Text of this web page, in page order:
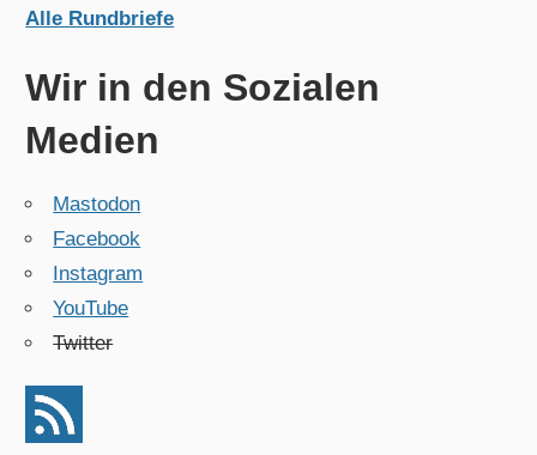
Alle Rundbriefe
Wir in den Sozialen
Medien
Mastodon
Facebook
Instagram
YouTube
Twitter